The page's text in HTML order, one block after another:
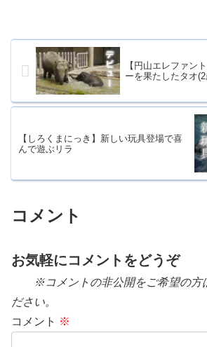
【円山エレファン
ーを果たしたタオ
【しろくまにっき】新しい玩具登場で喜
んで遊ぶリラ
コメント
お気軽にコメントをどうぞ
※コメントの非公開をご希望の方
ださい。
コメント ※